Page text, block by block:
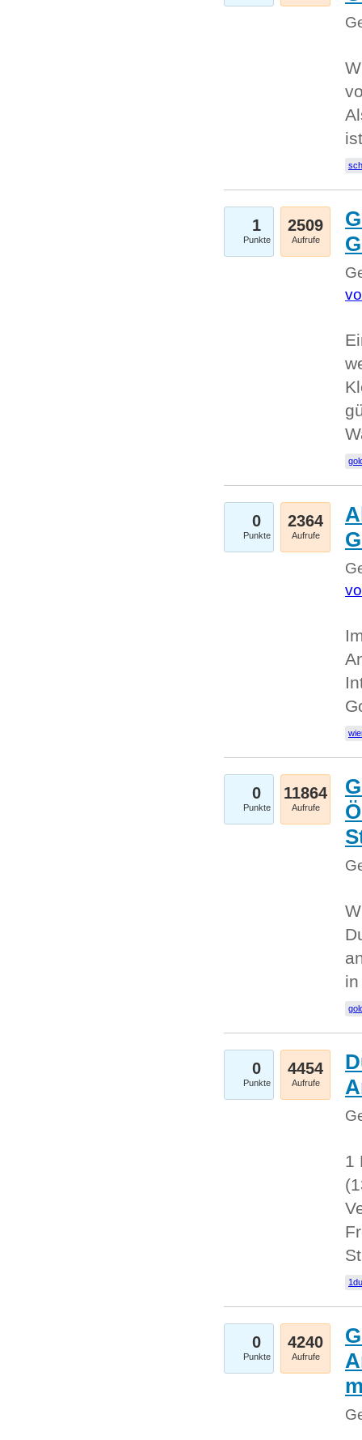
1
Punkte
2509
Aufrufe
0
Punkte
2364
Aufrufe
0
Punkte
11864
Aufrufe
0
Punkte
4454
Aufrufe
1
0
Punkte
4240
Aufrufe